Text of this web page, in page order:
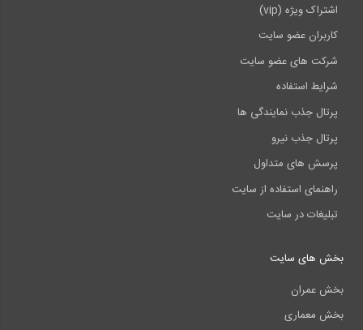
اشتراک ویژه (vip)
کاربران عضو سایت
شرکت های عضو سایت
شرایط استفاده
پرتال جذب نمایندگی ها
پرتال جذب نیرو
پرسش های متداول
راهنمای استفاده از سایت
تبلیغات در سایت
بخش های سایت
بخش عمران
بخش معماری